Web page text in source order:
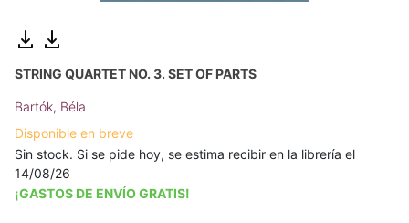
STRING QUARTET NO. 3. SET OF PARTS
Bartók, Béla
Disponible en breve
Sin stock. Si se pide hoy, se estima recibir en la librería el
14/08/26
¡GASTOS DE ENVÍO GRATIS!